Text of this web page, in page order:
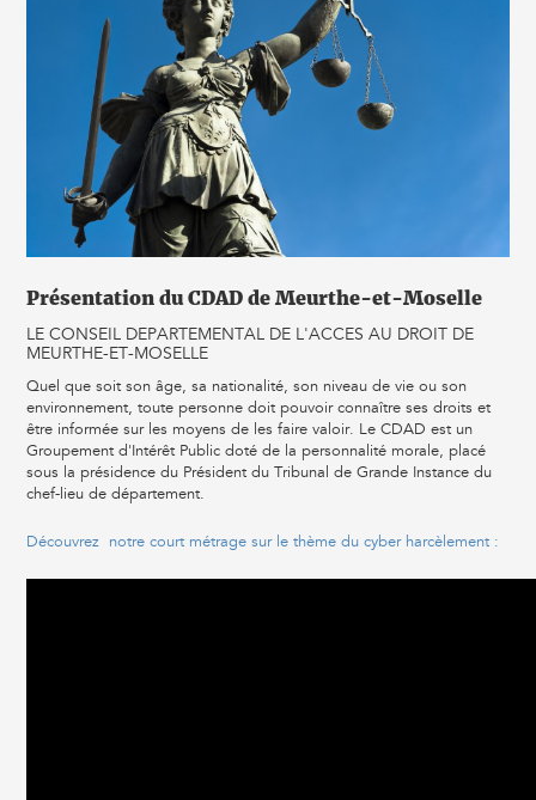
Présentation du CDAD de Meurthe-et-Moselle
LE CONSEIL DEPARTEMENTAL DE L'ACCES AU DROIT DE
MEURTHE-ET-MOSELLE
Quel que soit son âge, sa nationalité, son niveau de vie ou son
environnement, toute personne doit pouvoir connaître ses droits et
être informée sur les moyens de les faire valoir. Le CDAD est un
Groupement d'Intérêt Public doté de la personnalité morale, placé
sous la présidence du Président du Tribunal de Grande Instance du
chef-lieu de département.
Découvrez notre court métrage sur le thème du cyber harcèlement :